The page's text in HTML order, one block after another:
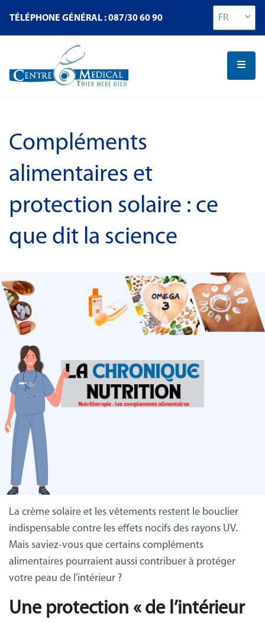
TÉLÉPHONE GÉNÉRAL : 087/30 60 90 FR
Compléments
alimentaires et
protection solaire : ce
que dit la science
La crème solaire et les vêtements restent le bouclier
indispensable contre les effets nocifs des rayons UV.
Mais saviez-vous que certains compléments
alimentaires pourraient aussi contribuer à protéger
votre peau de l’intérieur ?
Une protection « de l’intérieur